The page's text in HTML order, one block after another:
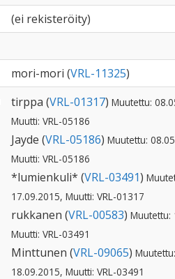
(ei rekisteröity)
mori-mori (VRL-11325)
tirppa (VRL-01317) Muutettu:
Muutti: VRL-05186
Jayde (VRL-05186) Muutettu:
Muutti: VRL-05186
*lumienkuli* (VRL-03491)
17.09.2015, Muutti: VRL-01317
rukkanen (VRL-00583) Muutettu:
Muutti: VRL-03491
Minttunen (VRL-09065) Muutettu:
18.09.2015, Muutti: VRL-03491